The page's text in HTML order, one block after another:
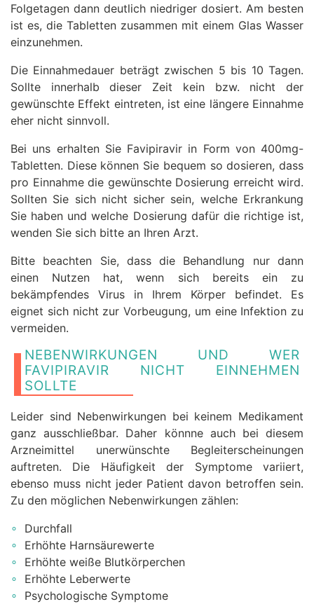
Folgetagen dann deutlich niedriger dosiert. Am besten
ist es, die Tabletten zusammen mit einem Glas Wasser
einzunehmen.
Die Einnahmedauer beträgt zwischen 5 bis 10 Tagen.
Sollte innerhalb dieser Zeit kein bzw. nicht der
gewünschte Effekt eintreten, ist eine längere Einnahme
eher nicht sinnvoll.
Bei uns erhalten Sie Favipiravir in Form von 400mg-
Tabletten. Diese können Sie bequem so dosieren, dass
pro Einnahme die gewünschte Dosierung erreicht wird.
Sollten Sie sich nicht sicher sein, welche Erkrankung
Sie haben und welche Dosierung dafür die richtige ist,
wenden Sie sich bitte an Ihren Arzt.
Bitte beachten Sie, dass die Behandlung nur dann
einen Nutzen hat, wenn sich bereits ein zu
bekämpfendes Virus in Ihrem Körper befindet. Es
eignet sich nicht zur Vorbeugung, um eine Infektion zu
vermeiden.
NEBENWIRKUNGEN UND WER
FAVIPIRAVIR NICHT EINNEHMEN
SOLLTE
Leider sind Nebenwirkungen bei keinem Medikament
ganz ausschließbar. Daher könnne auch bei diesem
Arzneimittel unerwünschte Begleiterscheinungen
auftreten. Die Häufigkeit der Symptome variiert,
ebenso muss nicht jeder Patient davon betroffen sein.
Zu den möglichen Nebenwirkungen zählen:
Durchfall
Erhöhte Harnsäurewerte
Erhöhte weiße Blutkörperchen
Erhöhte Leberwerte
Psychologische Symptome